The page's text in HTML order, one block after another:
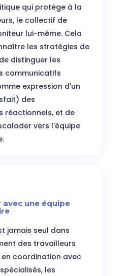
qui protège à la
le collectif de
lui-même. Cela
les stratégies de
distinguer les
communicatifs
expression d'un
des
réactionnels, et de
vers l'équipe
une équipe
jamais seul dans
des travailleurs
en coordination avec
les